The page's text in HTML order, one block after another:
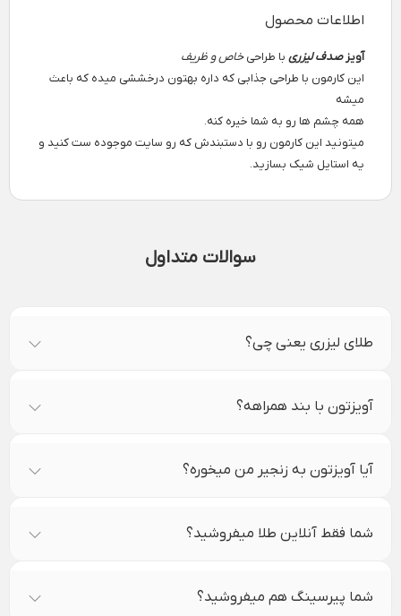
اطلاعات محصول
آویزصدف لیزری با طراحیخاص و ظریف
این کارمون با طراحی جذابی که داره بهتون درخششی میده که باعث
میشه
همه چشم ها رو به شما خیره کنه.
میتونید این کارمون رو با دستبندش که رو سایت موجوده ست کنید و
یه استایل شیک بسازید.
سوالات متداول
طلای لیزری یعنی چی؟
آویزتون با بند همراهه؟
آیا آویزتون به زنجیر من میخوره؟
شما فقط آنلاین طلا میفروشید؟
شما پیرسینگ هم میفروشید؟